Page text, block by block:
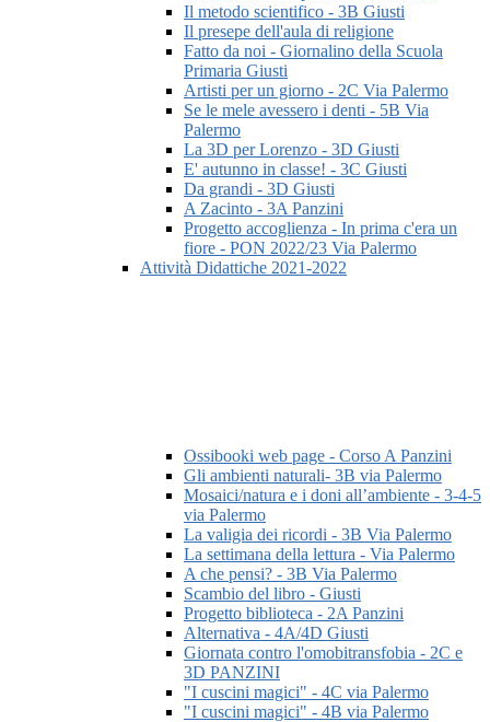
Il metodo scientifico - 3B Giusti
Il presepe dell'aula di religione
Fatto da noi - Giornalino della Scuola
Primaria Giusti
Artisti per un giorno - 2C Via Palermo
Se le mele avessero i denti - 5B Via
Palermo
La 3D per Lorenzo - 3D Giusti
E' autunno in classe! - 3C Giusti
Da grandi - 3D Giusti
A Zacinto - 3A Panzini
Progetto accoglienza - In prima c'era un
fiore - PON 2022/23 Via Palermo
Attività Didattiche 2021-2022
Ossibooki web page - Corso A Panzini
Gli ambienti naturali- 3B via Palermo
Mosaici/natura e i doni all’ambiente - 3-4-5
via Palermo
La valigia dei ricordi - 3B Via Palermo
La settimana della lettura - Via Palermo
A che pensi? - 3B Via Palermo
Scambio del libro - Giusti
Progetto biblioteca - 2A Panzini
Alternativa - 4A/4D Giusti
Giornata contro l'omobitransfobia - 2C e
3D PANZINI
"I cuscini magici" - 4C via Palermo
"I cuscini magici" - 4B via Palermo